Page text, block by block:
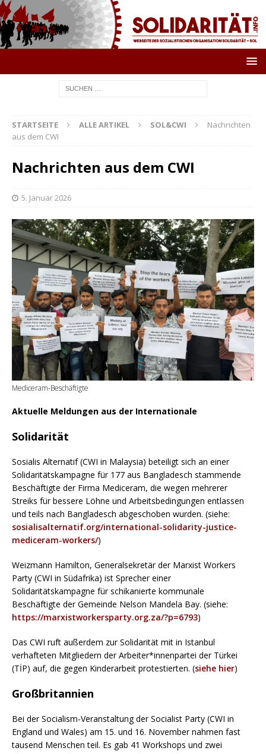
STARTSEITE ALLE ARTIKEL SOL&CWI
Nachrichten
aus dem CWI
Nachrichten aus dem CWI
5. Januar 2026
Mediceram-Beschäftigte
Aktuelle Meldungen aus der Internationale
Solidarität
Sosialis Alternatif (CWI in Malaysia) beteiligt sich an einer
Solidaritätskampagne für 177 aus Bangladesch stammende
Beschäftigte der Firma Mediceram, die wegen mehrerer
Streiks für bessere Löhne und Arbeitsbedingungen entlassen
und teils nach Bangladesch abgeschoben wurden. (siehe:
sosialisalternatif.org/international-solidarity-justice-
mediceram-workers/)
Weizmann Hamilton, Generalsekretär der Marxist Workers
Party (CWI in Südafrika) ist Sprecher einer
Solidaritätskampagne für schikanierte kommunale
Beschäftigte der Gemeinde Nelson Mandela Bay. (siehe:
https://marxistworkersparty.org.za/?p=6793)
Das CWI ruft außerdem zur Solidarität mit in Istanbul
verhafteten Mitgliedern der Arbeiter*innenpartei der Türkei
(TİP) auf, die gegen Kinderarbeit protestierten. (siehe hier)
Großbritannien
Bei der Socialism-Veranstaltung der Socialist Party (CWI in
England und Wales) am 15. und 16. November nahmen fast
tausend Menschen teil. Es gab 41 Workshops und zwei